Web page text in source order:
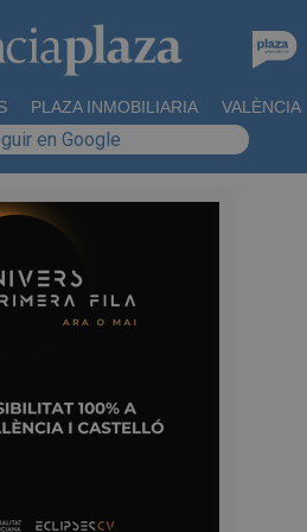
PLAZA INMOBILIARIA VALÈNCIA
en Google